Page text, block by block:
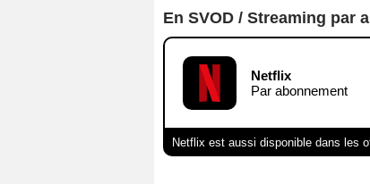
En SVOD / Streaming par
Netflix
Par abonnement
Netflix est aussi disponible dans les